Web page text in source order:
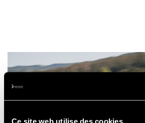
Ce site web utilise des cookies.